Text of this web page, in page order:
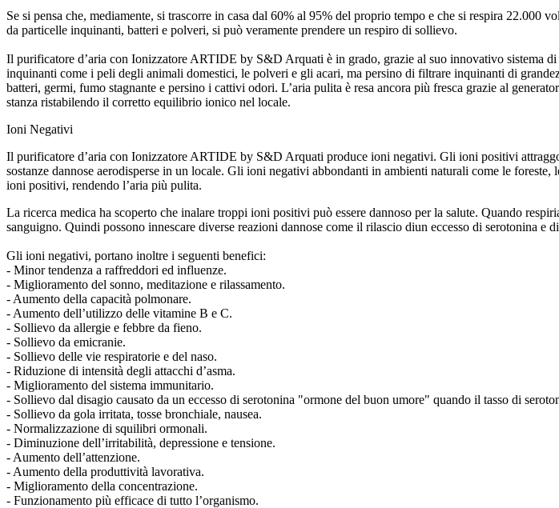
Se si pensa che, mediamente, si trascorre in casa dal 60% al 95% del proprio tempo e che si respira 22.000
da particelle inquinanti, batteri e polveri, si può veramente prendere un respiro di sollievo.
Il purificatore d’aria con Ionizzatore ARTIDE by S&D Arquati è in grado, grazie al suo innovativo sistema
inquinanti come i peli degli animali domestici, le polveri e gli acari, ma persino di filtrare inquinanti di
batteri, germi, fumo stagnante e persino i cattivi odori. L’aria pulita è resa ancora più fresca grazie al
stanza ristabilendo il corretto equilibrio ionico nel locale.
Ioni Negativi
Il purificatore d’aria con Ionizzatore ARTIDE by S&D Arquati produce ioni negativi. Gli ioni positivi
sostanze dannose aerodisperse in un locale. Gli ioni negativi abbondanti in ambienti naturali come le
ioni positivi, rendendo l’aria più pulita.
La ricerca medica ha scoperto che inalare troppi ioni positivi può essere dannoso per la salute. Quando
sanguigno. Quindi possono innescare diverse reazioni dannose come il rilascio diun eccesso di serotonina e
Gli ioni negativi, portano inoltre i seguenti benefici:
- Minor tendenza a raffreddori ed influenze.
- Miglioramento del sonno, meditazione e rilassamento.
- Aumento della capacità polmonare.
- Aumento dell’utilizzo delle vitamine B e C.
- Sollievo da allergie e febbre da fieno.
- Sollievo da emicranie.
- Sollievo delle vie respiratorie e del naso.
- Riduzione di intensità degli attacchi d’asma.
- Miglioramento del sistema immunitario.
- Sollievo dal disagio causato da un eccesso di serotonina "ormone del buon umore" quando il tasso di
- Sollievo da gola irritata, tosse bronchiale, nausea.
- Normalizzazione di squilibri ormonali.
- Diminuzione dell’irritabilità, depressione e tensione.
- Aumento dell’attenzione.
- Aumento della produttività lavorativa.
- Miglioramento della concentrazione.
- Funzionamento più efficace di tutto l’organismo.